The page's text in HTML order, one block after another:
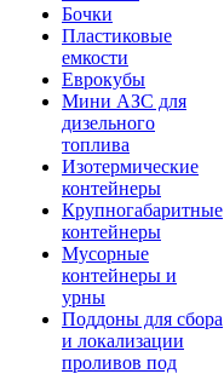
Бочки
Пластиковые
емкости
Еврокубы
Мини АЗС для
дизельного
топлива
Изотермические
контейнеры
Крупногабаритные
контейнеры
Мусорные
контейнеры и
урны
Поддоны для сбора
и локализации
проливов под